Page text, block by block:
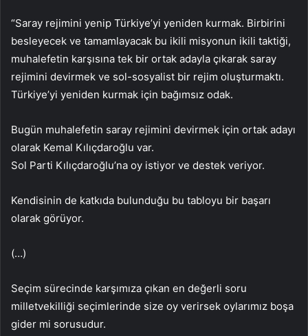
“Saray rejimini yenip Türkiye’yi yeniden kurmak. Birbirini
besleyecek ve tamamlayacak bu ikili misyonun ikili taktiği,
muhalefetin karşısına tek bir ortak adayla çıkarak saray
rejimini devirmek ve sol-sosyalist bir rejim oluşturmaktı.
Türkiye’yi yeniden kurmak için bağımsız odak.
Bugün muhalefetin saray rejimini devirmek için ortak adayı
olarak Kemal Kılıçdaroğlu var.
Sol Parti Kılıçdaroğlu’na oy istiyor ve destek veriyor.
Kendisinin de katkıda bulunduğu bu tabloyu bir başarı
olarak görüyor.
(…)
Seçim sürecinde karşımıza çıkan en değerli soru
milletvekilliği seçimlerinde size oy verirsek oylarımız boşa
gider mi sorusudur.